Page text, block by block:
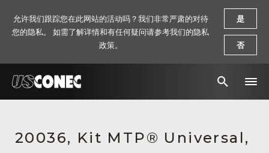
解决方案
20036, Kit MTP® Universal,
允许我们跟踪您在此网站的活动吗？我们非常严肃的对待
您的隐私。 如需了解详情和有任何疑问请参考我们的隐私
政策。
是
否